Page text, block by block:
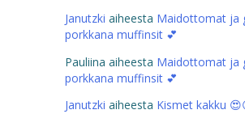
Janutzki aiheesta Maidottomat ja
porkkana muffinsit 💕
Pauliina aiheesta Maidottomat ja
porkkana muffinsit 💕
Janutzki aiheesta Kismet kakku